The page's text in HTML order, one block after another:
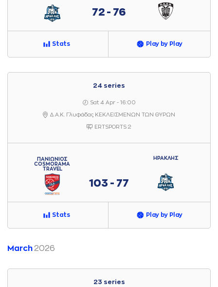
Stats Play by Play
72 - 76
24 series
Sat 4 Apr - 16:00
Δ.Α.Κ. Γλυφάδας ΚΕΚΛΕΙΣΜΕΝΩΝ ΤΩΝ ΘΥΡΩΝ
ERTSPORTS 2
Stats Play by Play
ΠΑΝΙΩΝΙΟΣ
COSMORAMA
TRAVEL
103 - 77
ΗΡΑΚΛΗΣ
March2026
23 series